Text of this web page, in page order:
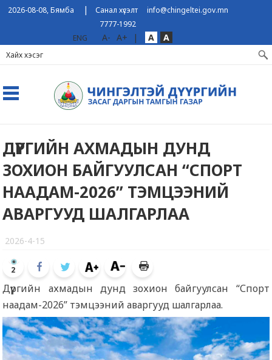
2026-08-08, Бямба | Санал хүсэлт
info@chingeltei.gov.mn
7777-1992
ENG
A- A+ | A A
ДҮҮРГИЙН АХМАДЫН ДУНД
ЗОХИОН БАЙГУУЛСАН “СПОРТ
НААДАМ-2026” ТЭМЦЭЭНИЙ
АВАРГУУД ШАЛГАРЛАА
2026-4-15
2
Дүүргийн ахмадын дунд зохион байгуулсан “Спорт
наадам-2026” тэмцээний аваргууд шалгарлаа.